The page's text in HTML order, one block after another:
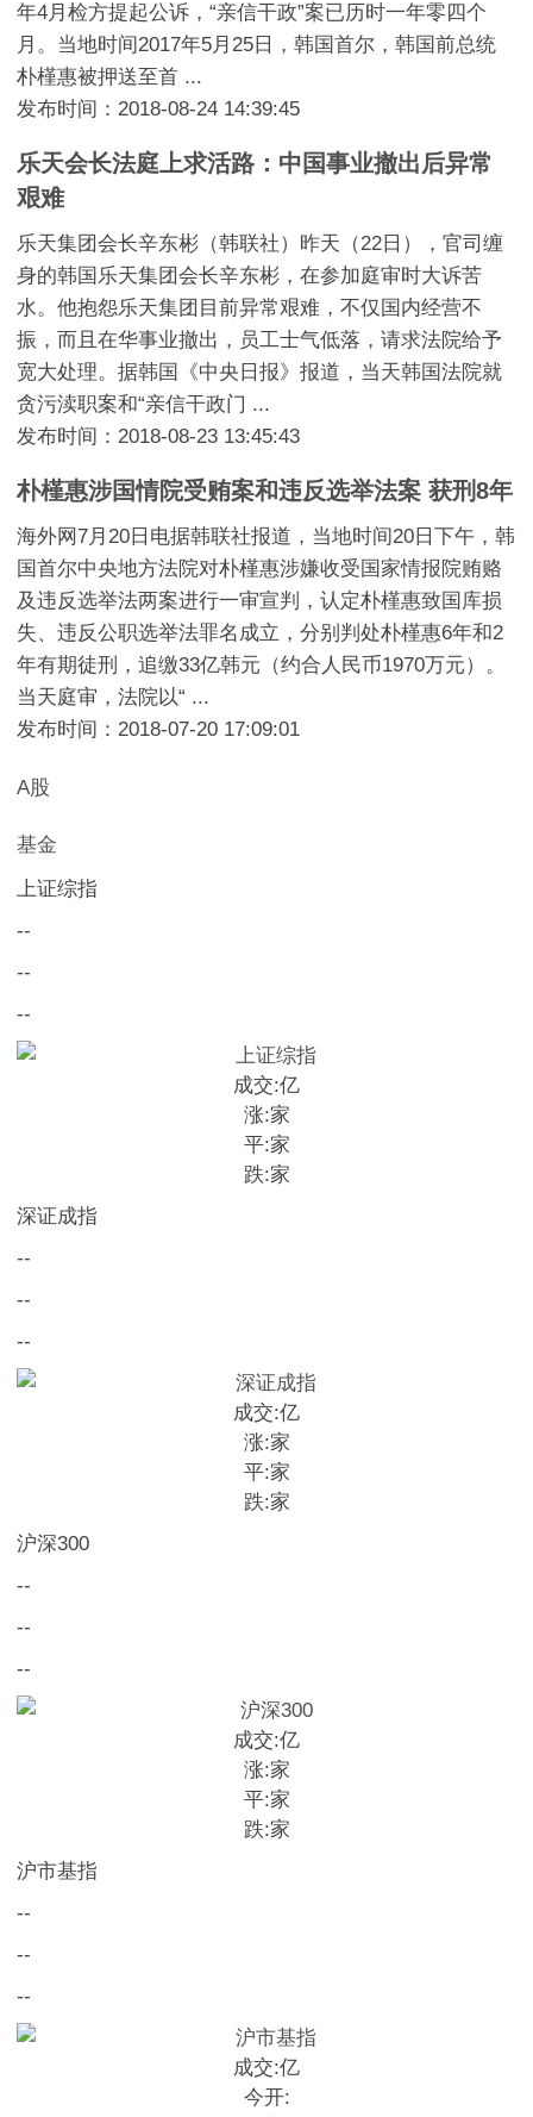
年4月检方提起公诉，“亲信干政”案已历时一年零四个
月。当地时间2017年5月25日，韩国首尔，韩国前总统
朴槿惠被押送至首 ...
发布时间：2018-08-24 14:39:45
乐天会长法庭上求活路：中国事业撤出后异常
艰难
乐天集团会长辛东彬（韩联社）昨天（22日），官司缠
身的韩国乐天集团会长辛东彬，在参加庭审时大诉苦
水。他抱怨乐天集团目前异常艰难，不仅国内经营不
振，而且在华事业撤出，员工士气低落，请求法院给予
宽大处理。据韩国《中央日报》报道，当天韩国法院就
贪污渎职案和“亲信干政门 ...
发布时间：2018-08-23 13:45:43
朴槿惠涉国情院受贿案和违反选举法案 获刑8年
海外网7月20日电据韩联社报道，当地时间20日下午，韩
国首尔中央地方法院对朴槿惠涉嫌收受国家情报院贿赂
及违反选举法两案进行一审宣判，认定朴槿惠致国库损
失、违反公职选举法罪名成立，分别判处朴槿惠6年和2
年有期徒刑，追缴33亿韩元（约合人民币1970万元）。
当天庭审，法院以“ ...
发布时间：2018-07-20 17:09:01
A股
基金
上证综指
--
--
--
成交:亿
涨:家
平:家
跌:家
深证成指
--
--
--
成交:亿
涨:家
平:家
跌:家
沪深300
--
--
--
成交:亿
涨:家
平:家
跌:家
沪市基指
--
--
--
成交:亿
今开: